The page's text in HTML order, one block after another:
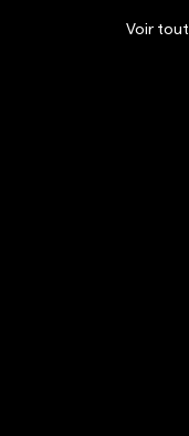
Voir tout